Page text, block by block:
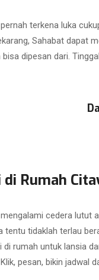
terkena luka
Sahabat dapat
dipesan dari.
Rumah
cedera lutut
tentu tidaklah terlau
rumah untuk lansia
pesan, bikin jadwal